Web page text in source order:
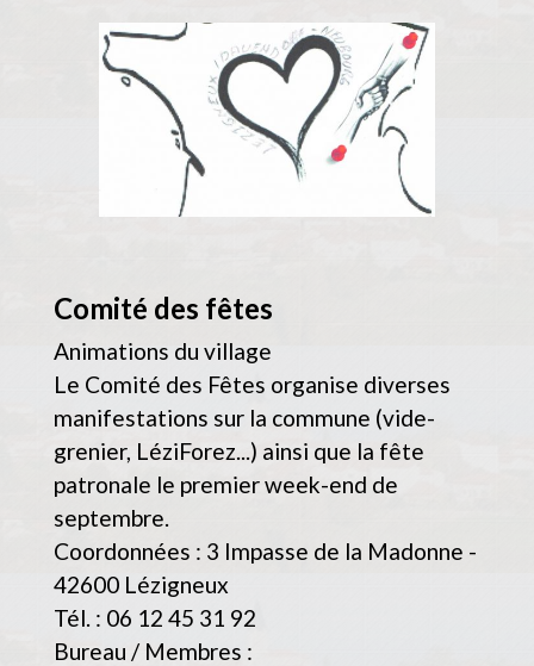
Comité des fêtes
Animations du village
Le Comité des Fêtes organise diverses
manifestations sur la commune (vide-
grenier, LéziForez...) ainsi que la fête
patronale le premier week-end de
septembre.
Coordonnées : 3 Impasse de la Madonne -
42600 Lézigneux
Tél. : 06 12 45 31 92
Bureau / Membres :